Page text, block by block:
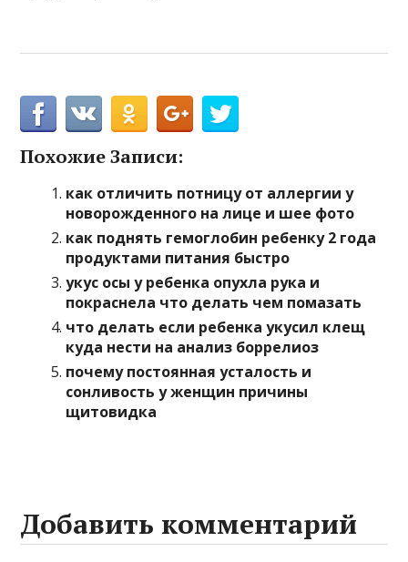
Похожие Записи:
как отличить потницу от аллергии у
новорожденного на лице и шее фото
как поднять гемоглобин ребенку 2 года
продуктами питания быстро
укус осы у ребенка опухла рука и
покраснела что делать чем помазать
что делать если ребенка укусил клещ
куда нести на анализ боррелиоз
почему постоянная усталость и
сонливость у женщин причины
щитовидка
Добавить комментарий